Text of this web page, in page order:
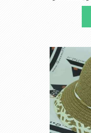
شیک پوش
برای جلو